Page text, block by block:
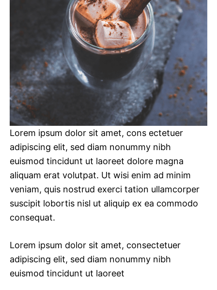
Lorem ipsum dolor sit amet, cons ectetuer
adipiscing elit, sed diam nonummy nibh
euismod tincidunt ut laoreet dolore magna
aliquam erat volutpat. Ut wisi enim ad minim
veniam, quis nostrud exerci tation ullamcorper
suscipit lobortis nisl ut aliquip ex ea commodo
consequat.
Lorem ipsum dolor sit amet, consectetuer
adipiscing elit, sed diam nonummy nibh
euismod tincidunt ut laoreet